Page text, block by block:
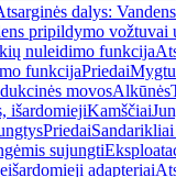
dalys:
pripildymo vožtuvai
nuleidimo funkcija
funkcijaPriedai
movosAlkūnės
išardomiejiKamščiai
Priedai
sujungti
adapteriai